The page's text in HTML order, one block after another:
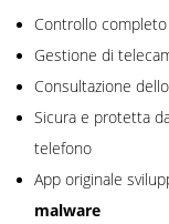
Controllo
Gestione di
Consultazione
Sicura e protetta
telefono
App originale
malware